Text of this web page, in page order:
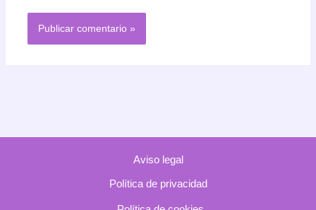
Aviso legal
Política de privacidad